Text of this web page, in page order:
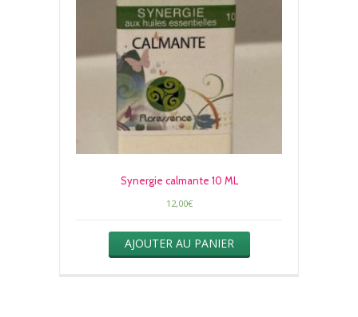
Synergie calmante 10 ML
12,00€
AJOUTER AU PANIER